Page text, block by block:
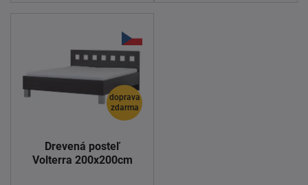
doprava
zdarma
Drevená posteľ
Volterra 200x200cm